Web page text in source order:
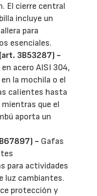
El cierre central
incluye un
para
esenciales.
3B53287) -
acero AISI 304,
la mochila o el
calientes hasta
que el
aporta un
- Gafas
para actividades
luz cambiantes.
protección y